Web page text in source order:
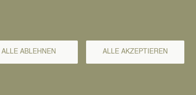
ALLE ABLEHNEN ALLE AKZEPTIEREN